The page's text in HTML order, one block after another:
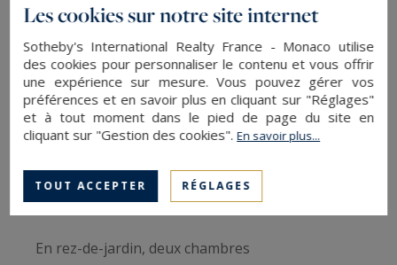
et authenticité.
Le niveau principal s’organise autour d’une
agréable pièce de vie baignée de lumière
naturelle, réunissant salon, séjour et cuisine
dans un esprit convivial ouvert sur les extérieurs.
Deux chambres, une salle d’eau indépendante et
des toilettes séparées complètent ce niveau.
En rez-de-jardin, deux chambres
Les cookies sur notre site internet
Sotheby's International Realty France - Monaco utilise
des cookies pour personnaliser le contenu et vous offrir
une expérience sur mesure. Vous pouvez gérer vos
préférences et en savoir plus en cliquant sur "Réglages"
et à tout moment dans le pied de page du site en
cliquant sur "Gestion des cookies".En savoir plus...
TOUT ACCEPTER RÉGLAGES